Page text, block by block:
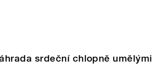
srdeční chlopně umělými